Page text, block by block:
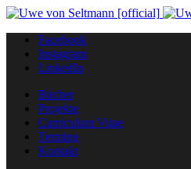
Facebook
Instagram
LinkedIn
Bücher
Projekte
Curriculum Vitae
Termine
Kontakt